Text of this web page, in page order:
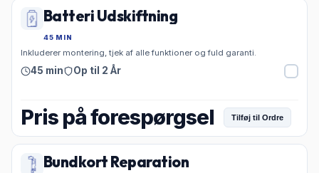
Batteri Udskiftning
45 MIN
Inkluderer montering, tjek af alle funktioner og fuld garanti.
45 min Op til 2 År
Pris på forespørgsel Tilføj til Ordre
Bundkort Reparation